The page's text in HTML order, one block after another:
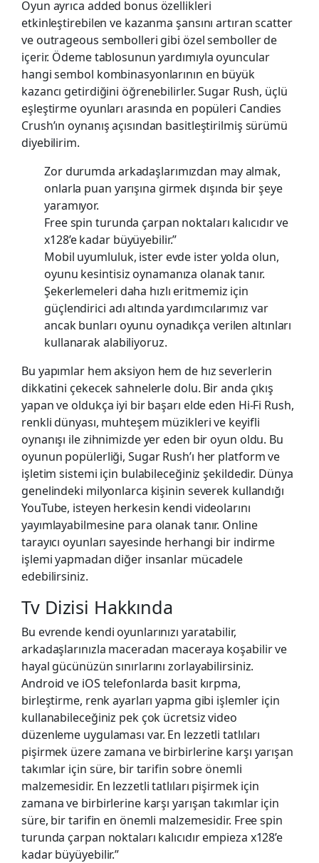
Oyun ayrıca added bonus özellikleri
etkinleştirebilen ve kazanma şansını artıran scatter
ve outrageous sembolleri gibi özel semboller de
içerir. Ödeme tablosunun yardımıyla oyuncular
hangi sembol kombinasyonlarının en büyük
kazancı getirdiğini öğrenebilirler. Sugar Rush, üçlü
eşleştirme oyunları arasında en popüleri Candies
Crush’ın oynanış açısından basitleştirilmiş sürümü
diyebilirim.
Zor durumda arkadaşlarımızdan may almak,
onlarla puan yarışına girmek dışında bir şeye
yaramıyor.
Free spin turunda çarpan noktaları kalıcıdır ve
x128’e kadar büyüyebilir.”
Mobil uyumluluk, ister evde ister yolda olun,
oyunu kesintisiz oynamanıza olanak tanır.
Şekerlemeleri daha hızlı eritmemiz için
güçlendirici adı altında yardımcılarımız var
ancak bunları oyunu oynadıkça verilen altınları
kullanarak alabiliyoruz.
Bu yapımlar hem aksiyon hem de hız severlerin
dikkatini çekecek sahnelerle dolu. Bir anda çıkış
yapan ve oldukça iyi bir başarı elde eden Hi-Fi Rush,
renkli dünyası, muhteşem müzikleri ve keyifli
oynanışı ile zihnimizde yer eden bir oyun oldu. Bu
oyunun popülerliği, Sugar Rush’ı her platform ve
işletim sistemi için bulabileceğiniz şekildedir. Dünya
genelindeki milyonlarca kişinin severek kullandığı
YouTube, isteyen herkesin kendi videolarını
yayımlayabilmesine para olanak tanır. Online
tarayıcı oyunları sayesinde herhangi bir indirme
işlemi yapmadan diğer insanlar mücadele
edebilirsiniz.
Tv Dizisi Hakkında
Bu evrende kendi oyunlarınızı yaratabilir,
arkadaşlarınızla maceradan maceraya koşabilir ve
hayal gücünüzün sınırlarını zorlayabilirsiniz.
Android ve iOS telefonlarda basit kırpma,
birleştirme, renk ayarları yapma gibi işlemler için
kullanabileceğiniz pek çok ücretsiz video
düzenleme uygulaması var. En lezzetli tatlıları
pişirmek üzere zamana ve birbirlerine karşı yarışan
takımlar için süre, bir tarifin sobre önemli
malzemesidir. En lezzetli tatlıları pişirmek için
zamana ve birbirlerine karşı yarışan takımlar için
süre, bir tarifin en önemli malzemesidir. Free spin
turunda çarpan noktaları kalıcıdır empieza x128’e
kadar büyüyebilir.”